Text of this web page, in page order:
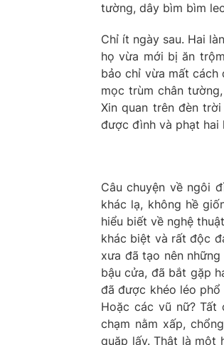
tường, dây bìm bìm
Chỉ ít ngày sau. Hai
họ vừa mới bị ăn
bảo chỉ vừa mất cách
mọc trùm chân
Xin quan trên đèn
được đình và phạt hai
Câu chuyện về ngôi
khác lạ, không hề
hiểu biết về nghệ
khác biệt và rất độc
xưa đã tạo nên
bậu cửa, đã bắt gặp
đã được khéo léo
Hoặc các vũ nữ? Tất
chạm nằm xấp,
quặp lấy. Thật là một